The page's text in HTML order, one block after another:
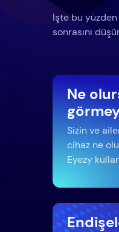
İşte bu
sonrasını
Ne
Sizin ve
cihaz ne
Eyezy